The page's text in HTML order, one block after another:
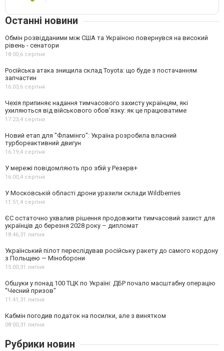
Останні новини
Обмін розвідданими між США та Україною повернувся на високий
рівень - сенатори
18:00,6 серпня
Російська атака знищила склад Toyota: що буде з постачанням
запчастин
16:03,6 серпня
Чехія припиняє надання тимчасового захисту українцям, які
ухиляються від військового обов'язку: як це працюватиме
17:23,4 серпня
Новий етап для "Фламінго": Україна розробила власний
турбореактивний двигун
16:19,4 серпня
У мережі повідомляють про збій у Резерв+
16:00,4 серпня
У Московській області дрони уразили склади Wildberries
11:51,4 серпня
ЄС остаточно ухвалив рішення продовжити тимчасовий захист для
українців до березня 2028 року – дипломат
18:46,31 липня
Український пілот переслідував російську ракету до самого кордону
з Польщею — Міноборони
15:00,31 липня
Обшуки у понад 100 ТЦК по Україні: ДБР почало масштабну операцію
"Чесний призов"
11:41,31 липня
Кабмін погодив податок на посилки, але з винятком
08:00,31 липня
Рубрики новин